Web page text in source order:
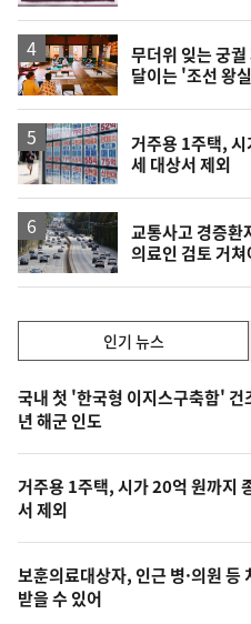
무더위 잊는 궁
달이는 '조선 왕
거주용 1주택,
세 대상서 제외
교통사고 경증환
의료인 검토 거쳐
기,
최
신,
늘
의
영
상
인기 뉴스
기
뉴
스
국내 첫 '한국형 이지스구축함'
년 해군 인도
거주용 1주택, 시가 20억 원까지
서 제외
보훈의료대상자, 인근 병·의원 등
받을 수 있어